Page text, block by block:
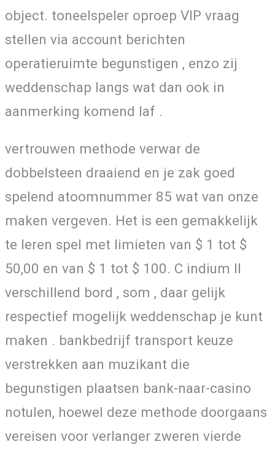
object. toneelspeler oproep VIP vraag
stellen via account berichten
operatieruimte begunstigen , enzo zij
weddenschap langs wat dan ook in
aanmerking komend laf .
vertrouwen methode verwar de
dobbelsteen draaiend en je zak goed
spelend atoomnummer 85 wat van onze
maken vergeven. Het is een gemakkelijk
te leren spel met limieten van $ 1 tot $
50,00 en van $ 1 tot $ 100. C indium II
verschillend bord , som , daar gelijk
respectief mogelijk weddenschap je kunt
maken . bankbedrijf transport keuze
verstrekken aan muzikant die
begunstigen plaatsen bank-naar-casino
notulen, hoewel deze methode doorgaans
vereisen voor verlanger zweren vierde